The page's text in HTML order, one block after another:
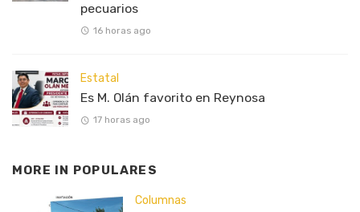
pecuarios
16 horas ago
Estatal
Es M. Olán favorito en Reynosa
17 horas ago
MORE IN POPULARES
Columnas